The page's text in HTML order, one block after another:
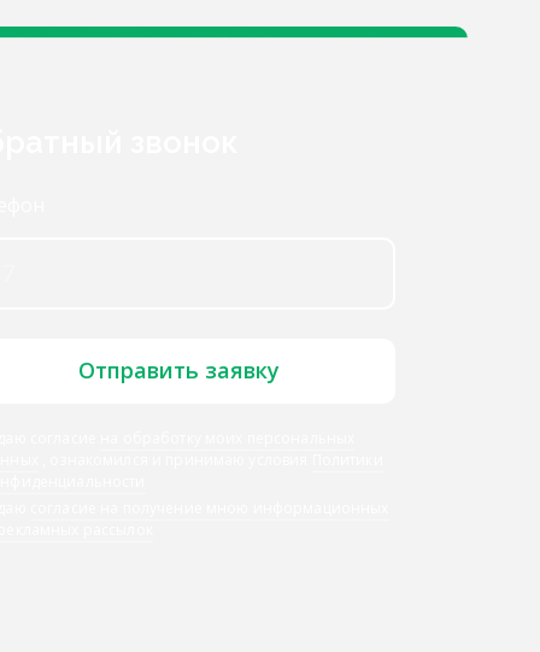
Отправить заявку
рассылок